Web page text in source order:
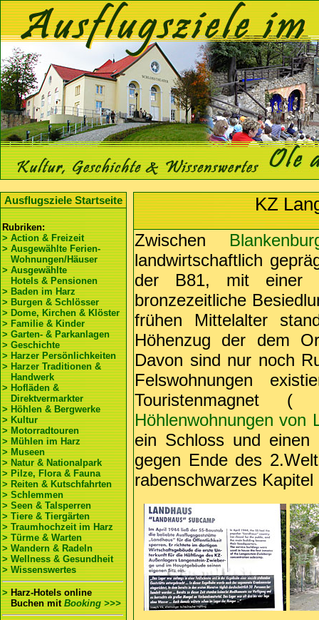
Ausflugsziele Startseite
Rubriken:
> Action & Freizeit
> Ausgewählte Ferien-
Wohnungen/Häuser
> Ausgewählte
Hotels & Pensionen
> Baden im Harz
> Burgen & Schlösser
> Dome, Kirchen & Klöster
> Familie & Kinder
> Garten- & Parkanlagen
> Geschichte
> Harzer Persönlichkeiten
> Harzer Traditionen &
Handwerk
> Hofläden &
Direktvermarkter
> Höhlen & Bergwerke
> Kultur
> Motorradtouren
> Mühlen im Harz
> Museen
> Natur & Nationalpark
> Pilze, Flora & Fauna
> Reiten & Kutschfahrten
> Schlemmen
> Seen & Talsperren
> Tiere & Tiergärten
> Traumhochzeit im Harz
> Türme & Warten
> Wandern & Radeln
> Wellness & Gesundheit
> Wissenswertes
>Harz-Hotels online
Buchen mit Booking >>>
KZ
Zwischen
landwirtschaftlich
der B81, mit einer
bronzezeitliche
frühen Mittelalter
Höhenzug der dem
Davon sind nur noch
Felswohnungen
Touristenmagnet
Höhlenwohnungen von
ein Schloss und einen
gegen Ende des
rabenschwarzes